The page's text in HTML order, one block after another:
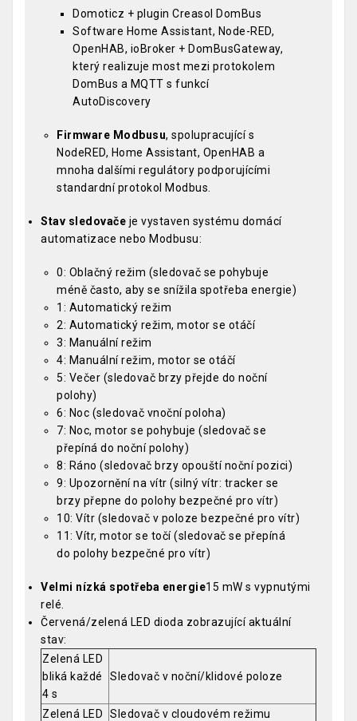
Domoticz + plugin Creasol DomBus
Software Home Assistant, Node-RED,
OpenHAB, ioBroker + DomBusGateway,
který realizuje most mezi protokolem
DomBus a MQTT s funkcí
AutoDiscovery
Firmware Modbusu, spolupracující s
NodeRED, Home Assistant, OpenHAB a
mnoha dalšími regulátory podporujícími
standardní protokol Modbus.
Stav sledovače je vystaven systému domácí
automatizace nebo Modbusu:
0: Oblačný režim (sledovač se pohybuje
méně často, aby se snížila spotřeba energie)
1: Automatický režim
2: Automatický režim, motor se otáčí
3: Manuální režim
4: Manuální režim, motor se otáčí
5: Večer (sledovač brzy přejde do noční
polohy)
6: Noc (sledovač vnoční poloha)
7: Noc, motor se pohybuje (sledovač se
přepíná do noční polohy)
8: Ráno (sledovač brzy opouští noční pozici)
9: Upozornění na vítr (silný vítr: tracker se
brzy přepne do polohy bezpečné pro vítr)
10: Vítr (sledovač v poloze bezpečné pro vítr)
11: Vítr, motor se točí (sledovač se přepíná
do polohy bezpečné pro vítr)
Velmi nízká spotřeba energie15 mW s vypnutými
relé.
Červená/zelená LED dioda zobrazující aktuální
stav:
Zelená LED
bliká každé
4 s
Sledovač v noční/klidové poloze
Zelená LED Sledovač v cloudovém režimu